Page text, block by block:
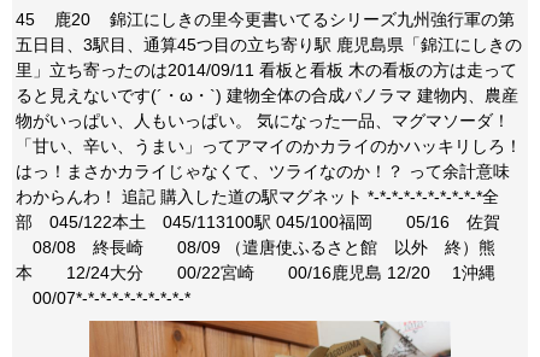
45 鹿20 錦江にしきの里今更書いてるシリーズ九州強行軍の第
五日目、3駅目、通算45つ目の立ち寄り駅 鹿児島県「錦江にしきの
里」立ち寄ったのは2014/09/11 看板と看板 木の看板の方は走って
ると見えないです(´・ω・`) 建物全体の合成パノラマ 建物内、農産
物がいっぱい、人もいっぱい。 気になった一品、マグマソーダ！
「甘い、辛い、うまい」ってアマイのかカライのかハッキリしろ！
はっ！まさかカライじゃなくて、ツライなのか！？ って余計意味
わからんわ！ 追記 購入した道の駅マグネット *-*-*-*-*-*-*-*-*-*全
部 045/122本土 045/113100駅 045/100福岡 05/16 佐賀
08/08 終長崎 08/09 （遣唐使ふるさと館 以外 終）熊
本 12/24大分 00/22宮崎 00/16鹿児島 12/20 1沖縄
00/07*-*-*-*-*-*-*-*-*-*